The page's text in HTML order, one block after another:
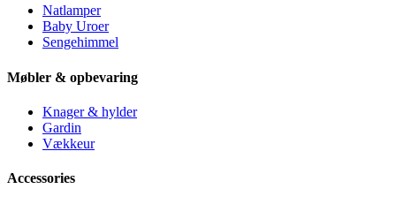
Natlamper
Baby Uroer
Sengehimmel
Møbler & opbevaring
Knager & hylder
Gardin
Vækkeur
Accessories